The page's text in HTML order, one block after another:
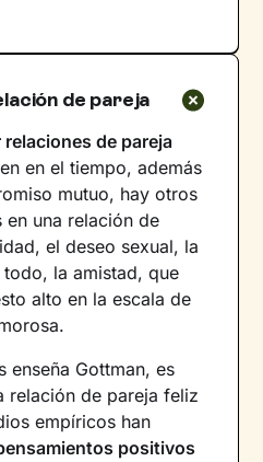
de pareja
relaciones de pareja
en el tiempo, además
mutuo, hay otros
una relación de
el deseo sexual, la
la amistad, que
alto en la escala de
enseña Gottman, es
relación de pareja feliz
empíricos han
positivos